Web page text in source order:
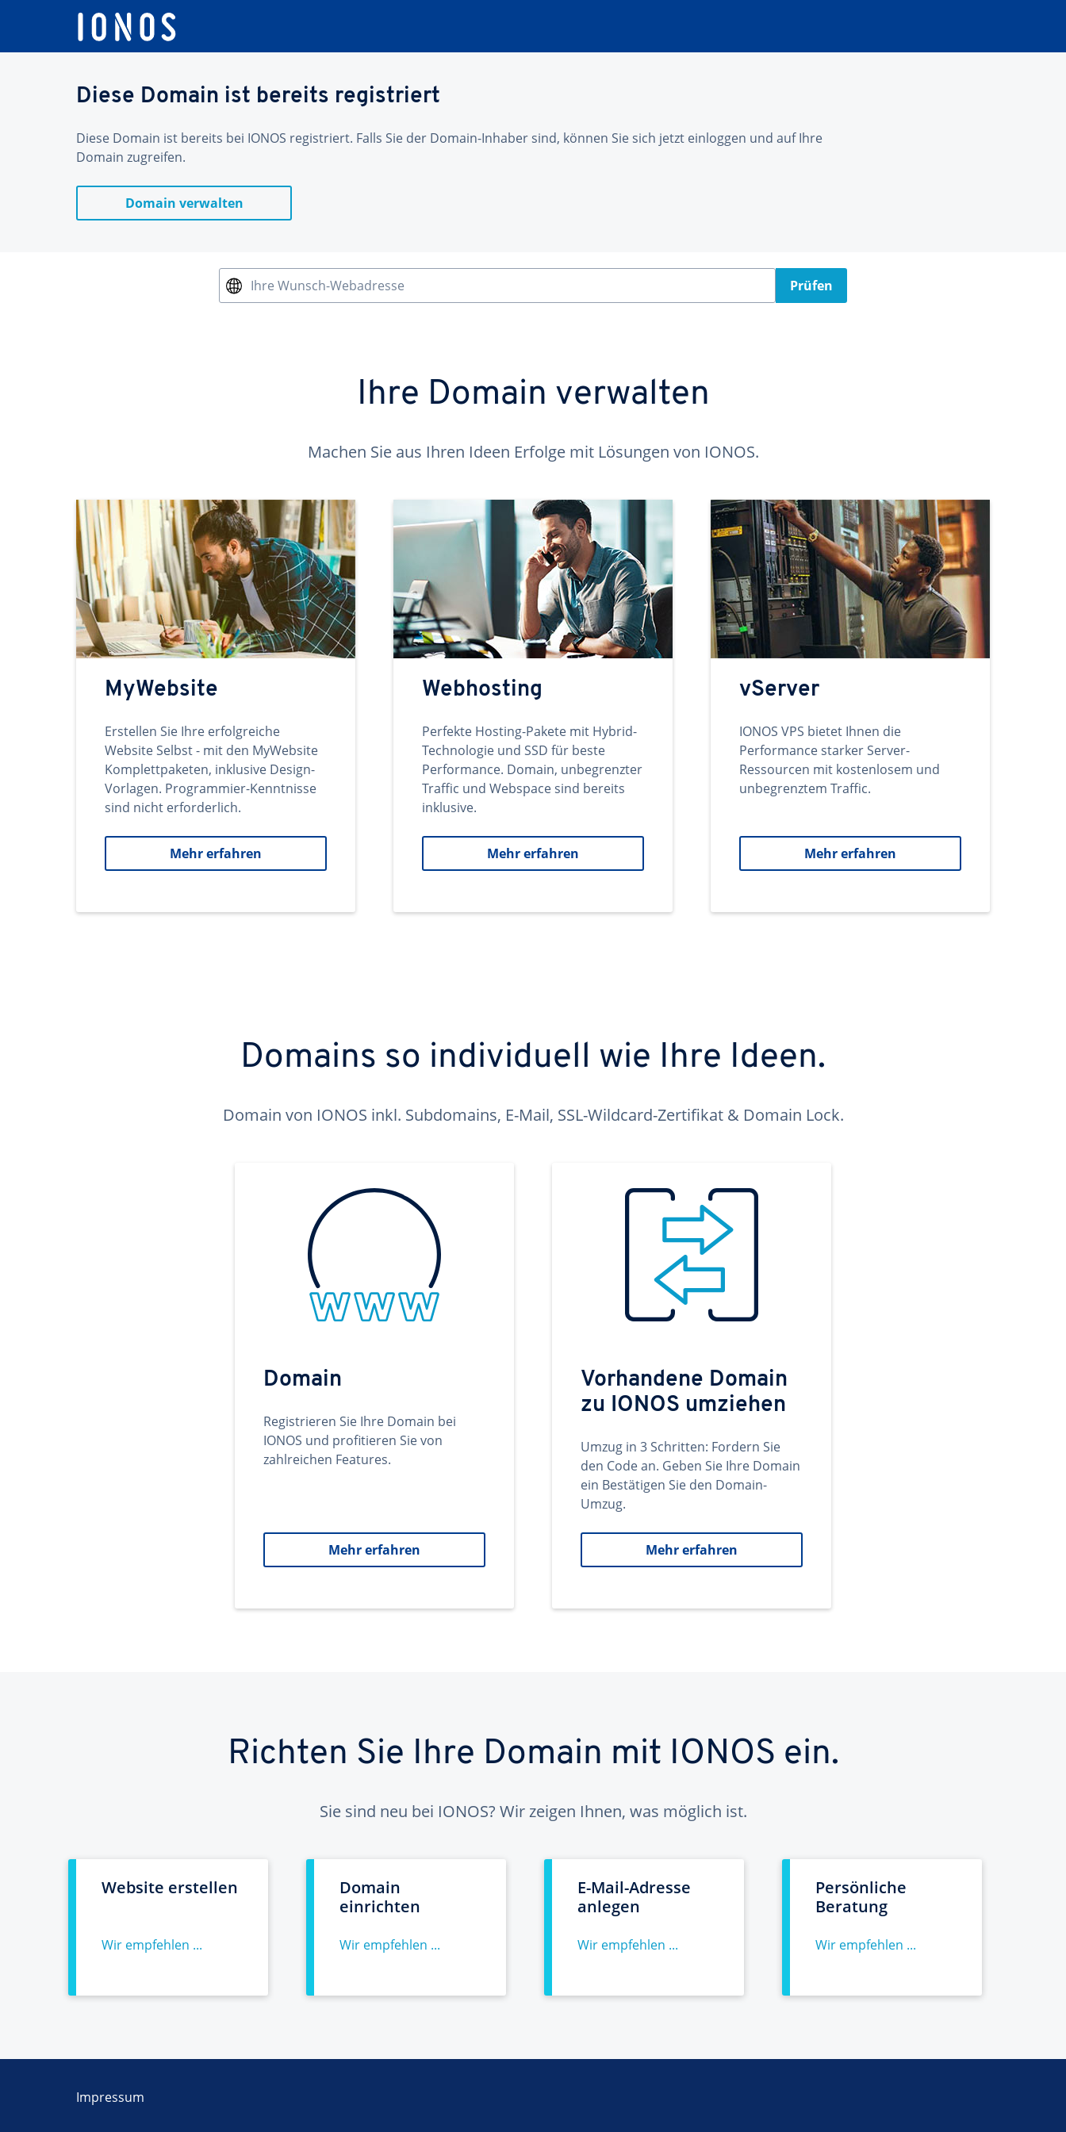
Diese Domain ist bereits registriert
Diese Domain ist bereits bei IONOS registriert. Falls Sie der Domain-Inhaber sind, können Sie sich jetzt einloggen und auf Ihre
Domain zugreifen.
Domain verwalten
Ihre Wunsch-Webadresse Prüfen
Ihre Domain verwalten
Machen Sie aus Ihren Ideen Erfolge mit Lösungen von IONOS.
MyWebsite
Erstellen Sie Ihre erfolgreiche
Website Selbst - mit den MyWebsite
Komplettpaketen, inklusive Design-
Vorlagen. Programmier-Kenntnisse
sind nicht erforderlich.
Mehr erfahren
Webhosting
Perfekte Hosting-Pakete mit Hybrid-
Technologie und SSD für beste
Performance. Domain, unbegrenzter
Traffic und Webspace sind bereits
inklusive.
Mehr erfahren
vServer
IONOS VPS bietet Ihnen die
Performance starker Server-
Ressourcen mit kostenlosem und
unbegrenztem Traffic.
Mehr erfahren
Domains so individuell wie Ihre Ideen.
Domain von IONOS inkl. Subdomains, E-Mail, SSL-Wildcard-Zertifikat & Domain Lock.
Domain
Registrieren Sie Ihre Domain bei
IONOS und profitieren Sie von
zahlreichen Features.
Mehr erfahren
Vorhandene Domain
zu IONOS umziehen
Umzug in 3 Schritten: Fordern Sie
den Code an. Geben Sie Ihre Domain
ein Bestätigen Sie den Domain-
Umzug.
Mehr erfahren
Richten Sie Ihre Domain mit IONOS ein.
Sie sind neu bei IONOS? Wir zeigen Ihnen, was möglich ist.
Website erstellen
Wir empfehlen ...
Domain
einrichten
Wir empfehlen ...
E-Mail-Adresse
anlegen
Wir empfehlen ...
Persönliche
Beratung
Wir empfehlen ...
Impressum